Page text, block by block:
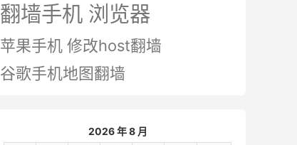
翻墙手机 浏览器
苹果手机 修改host翻墙
谷歌手机地图翻墙
2026 年 8 月